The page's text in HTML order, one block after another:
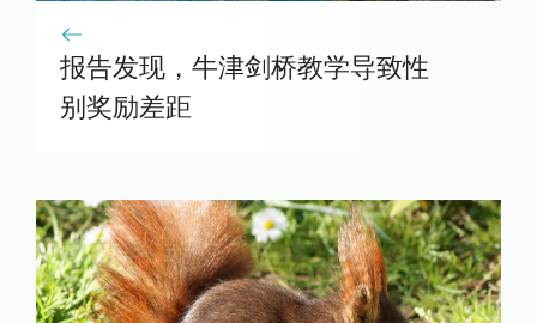
报告发现，牛津剑桥教学导致性
别奖励差距